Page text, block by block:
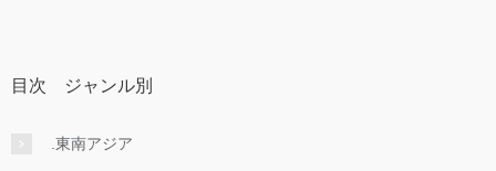
目次 ジャンル別
.東南アジア